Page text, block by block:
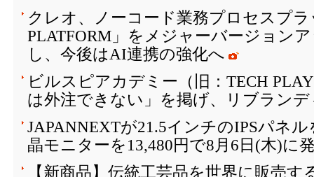
クレオ、ノーコード業務プロセスプ
PLATFORM」をメジャーバージョン
し、今後はAI連携の強化へ
ビルスピアカデミー（旧：TECH
は外注できない」を掲げ、リブラン
JAPANNEXTが21.5インチのIPSパネ
晶モニターを13,480円で8月6日(木)に
【新商品】伝統工芸品を世界に販売す